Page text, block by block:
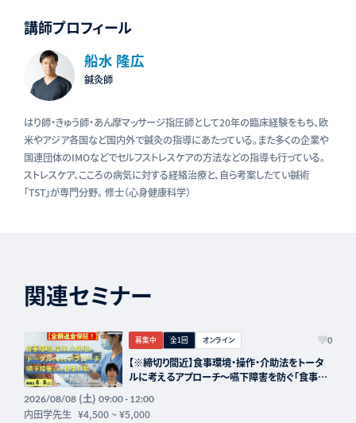
講師プロフィール
船水 隆広
鍼灸師
はり師・きゅう師・あん摩マッサージ指圧師として20年の臨床経験をもち、欧
米やアジア各国など国内外で鍼灸の指導にあたっている。また多くの企業や
国連団体のIMOなどでセルフストレスケアの方法などの指導も行っている。
ストレスケア、こころの病気に対する経絡治療と、自ら考案したてい鍼術
「TST」が専門分野。 修士（心身健康科学）
関連セミナー
募集中 全1回 オンライン 0
【※締切り間近】食事環境・操作・介助法をトータ
ルに考えるアプローチ～嚥下障害を防ぐ「食事介
フォーライフ】
2026/08/08(土) 09:00 - 12:00
内田学先生 ¥4,500~¥5,000